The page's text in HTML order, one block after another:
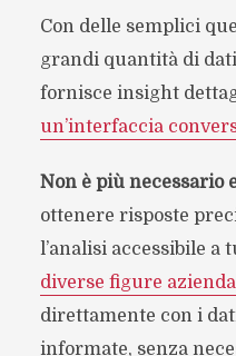
Con delle semplici
grandi quantità di
fornisce insight
un’interfaccia
Non è più necessario
ottenere risposte
l’analisi accessibile
diverse figure
direttamente con i
informate, senza